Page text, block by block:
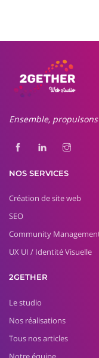
Ensemble,
NOS SERVICES
Création de site web
SEO
Community
UX UI / Identité Visuelle
2GETHER
Le studio
Nos réalisations
Tous nos articles